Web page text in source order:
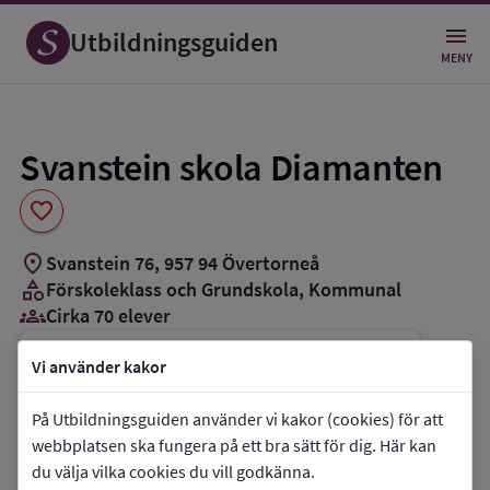
Vi använder kakor
På Utbildningsguiden använder vi kakor (cookies) för att
webbplatsen ska fungera på ett bra sätt för dig. Här kan
du välja vilka cookies du vill godkänna.
Utbildningsguiden MENY
Svanstein skola Diamanten
favorite
Spara
som
favorit
location_on Svanstein 76, 95794 Övertorneå
categoryFörskoleklass och Grundskola, Kommunal
groups_3Cirka 70 elever
Vill du kontakta skolan?
phoneTelefon: 076-1034442
mail E-post: kommun@overtornea.se